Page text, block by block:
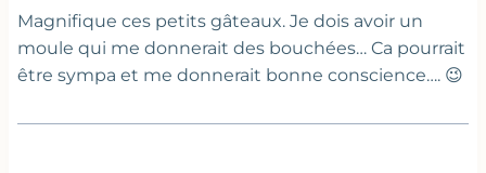
Magnifique ces petits gâteaux. Je dois avoir un
moule qui me donnerait des bouchées… Ca pourrait
être sympa et me donnerait bonne conscience…. 😉